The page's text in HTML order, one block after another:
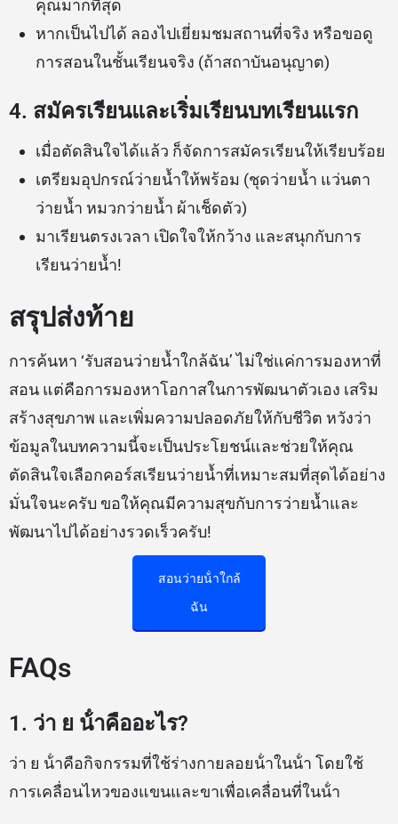
คุณมากที่สุด
หากเป็นไปได้ ลองไปเยี่ยมชมสถานที่จริง หรือขอดู
การสอนในชั้นเรียนจริง (ถ้าสถาบันอนุญาต)
4. สมัครเรียนและเริ่มเรียนบทเรียนแรก
เมื่อตัดสินใจได้แล้ว ก็จัดการสมัครเรียนให้เรียบร้อย
เตรียมอุปกรณ์ว่ายน้ำให้พร้อม (ชุดว่ายน้ำ แว่นตา
ว่ายน้ำ หมวกว่ายน้ำ ผ้าเช็ดตัว)
มาเรียนตรงเวลา เปิดใจให้กว้าง และสนุกกับการ
เรียนว่ายน้ำ!
สรุปส่งท้าย
การค้นหา ‘รับสอนว่ายน้ำใกล้ฉัน’ ไม่ใช่แค่การมองหาที่
สอน แต่คือการมองหาโอกาสในการพัฒนาตัวเอง เสริม
สร้างสุขภาพ และเพิ่มความปลอดภัยให้กับชีวิต หวังว่า
ข้อมูลในบทความนี้จะเป็นประโยชน์และช่วยให้คุณ
ตัดสินใจเลือกคอร์สเรียนว่ายน้ำที่เหมาะสมที่สุดได้อย่าง
มั่นใจนะครับ ขอให้คุณมีความสุขกับการว่ายน้ำและ
พัฒนาไปได้อย่างรวดเร็วครับ!
สอนว่ายน้ําใกล้
ฉัน
FAQs
1. ว่า ย น้ําคืออะไร?
ว่า ย น้ําคือกิจกรรมที่ใช้ร่างกายลอยน้ําในน้ํา โดยใช้
การเคลื่อนไหวของแขนและขาเพื่อเคลื่อนที่ในน้ํา